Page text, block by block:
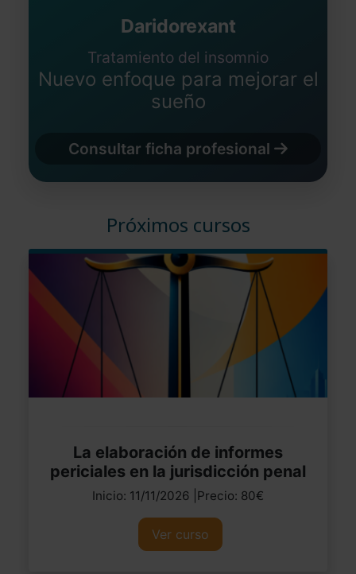
Daridorexant
Tratamiento del insomnio
Nuevo enfoque para mejorar el
sueño
Consultar ficha profesional
Próximos cursos
La elaboración de informes
periciales en la jurisdicción penal
Inicio: 11/11/2026 |Precio: 80€
Ver curso